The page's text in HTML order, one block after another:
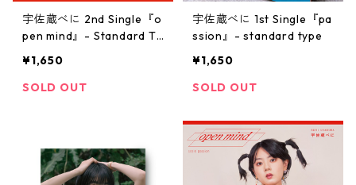
宇佐蔵べに 2nd Single『o
pen mind』- Standard Ty
¥1,650
SOLD OUT
宇佐蔵べに 1st Single『pa
ssion』- standard type
¥1,650
SOLD OUT